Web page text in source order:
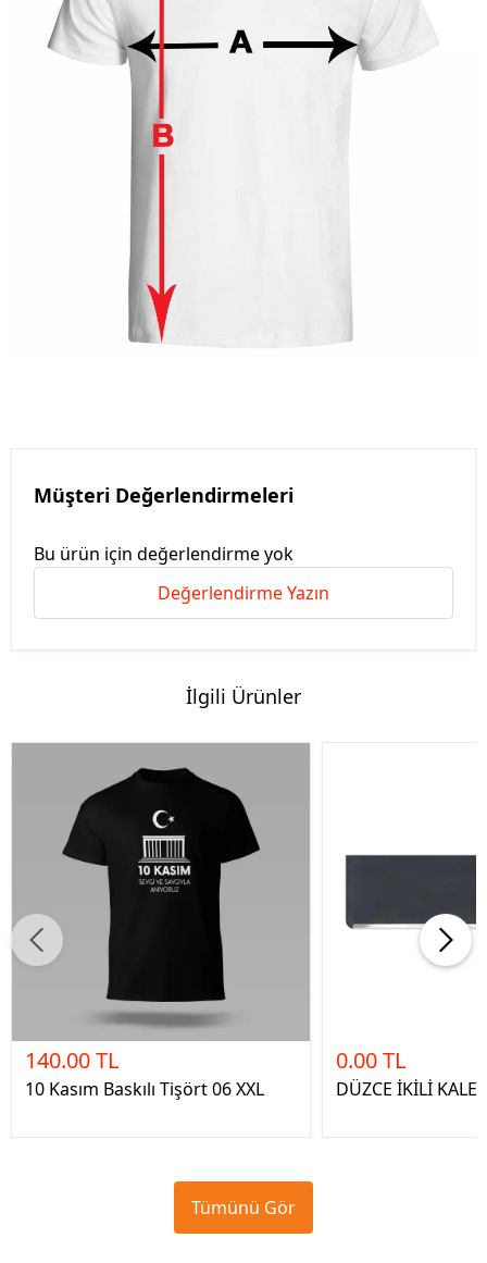
Müşteri Değerlendirmeleri
Bu ürün için değerlendirme yok
Değerlendirme Yazın
İlgili Ürünler
140.00 TL
10 Kasım Baskılı Tişört 06 XXL
0.00 TL
DÜZCE İKİLİ
Tümünü Gör